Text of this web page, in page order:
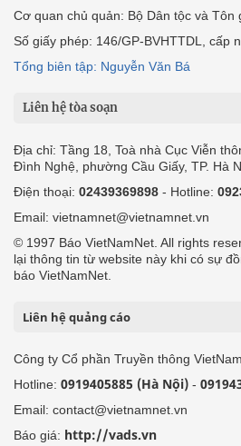
Cơ quan chủ quản: Bộ Dân tộc và Tôn
Số giấy phép: 146/GP-BVHTTDL, cấp
Tổng biên tập: Nguyễn Văn Bá
Liên hệ tòa soạn
Địa chỉ: Tầng 18, Toà nhà Cục Viễn
Đình Nghệ, phường Cầu Giấy, TP. Hà
Điện thoại: 02439369898 - Hotline:
Email: vietnamnet@vietnamnet.vn
© 1997 Báo VietNamNet. All rights
lại thông tin từ website này khi có sự
báo VietNamNet.
Liên hệ quảng cáo
Công ty Cổ phần Truyền thông
Hotline: 0919405885 (Hà Nội) -
Email: contact@vietnamnet.vn
Báo giá: http://vads.vn